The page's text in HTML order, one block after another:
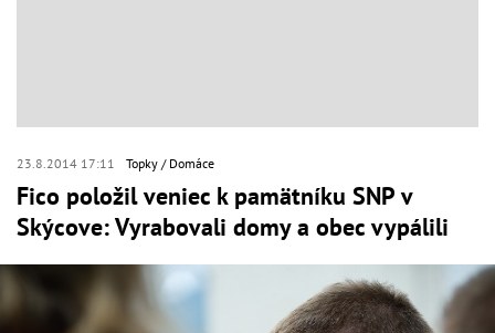
23.8.2014 17:11 Topky Domáce
Fico položil veniec k pamätníku SNP v
Skýcove: Vyrabovali domy a obec vypálili